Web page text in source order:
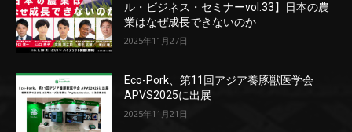
ル・ビジネス・セミナーvol.33】日本の農
業はなぜ成長できないのか
2025年11月27日
Eco-Pork、第11回アジア養豚獣医学会
APVS2025に出展
2025年11月21日